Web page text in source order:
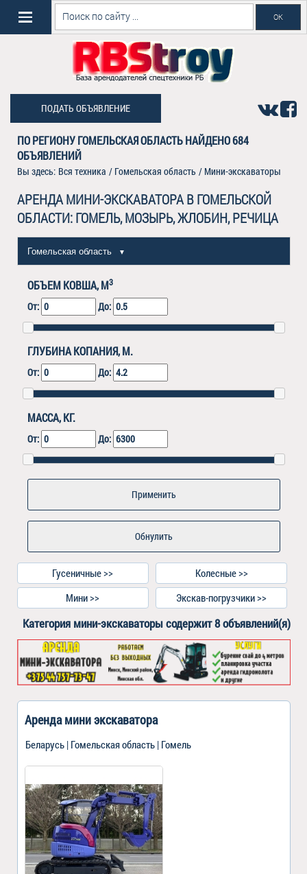
ПОДАТЬ ОБЪЯВЛЕНИЕ
ПО РЕГИОНУ ГОМЕЛЬСКАЯ ОБЛАСТЬ НАЙДЕНО684
ОБЪЯВЛЕНИЙ
Вы здесь: Вся техника / Гомельская область / Мини-экскаваторы
АРЕНДА МИНИ-ЭКСКАВАТОРА В ГОМЕЛЬСКОЙ
ОБЛАСТИ: ГОМЕЛЬ, МОЗЫРЬ, ЖЛОБИН, РЕЧИЦА
Гомельская область ▼
ОБЪЕМ КОВША, М3
От: До:
ГЛУБИНА КОПАНИЯ, М.
От: До:
МАССА, КГ.
От: До:
Обнулить
Гусеничные >>
Колесные >>
Мини >>
Экскав-погрузчики >>
Категория мини-экскаваторысодержит 8 объявлений(я)
Аренда мини экскаватора
Беларусь | Гомельская область | Гомель